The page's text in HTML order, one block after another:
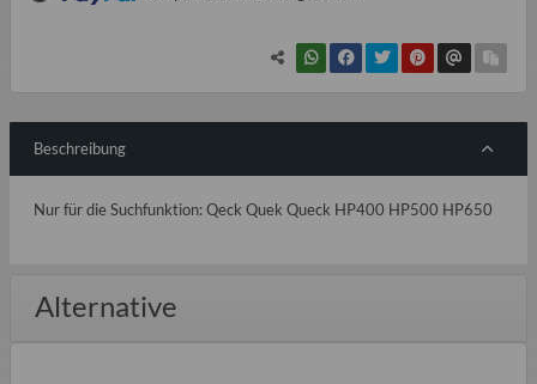
Loading...
Beschreibung
Nur für die Suchfunktion: Qeck Quek Queck HP400 HP500 HP650
Alternative